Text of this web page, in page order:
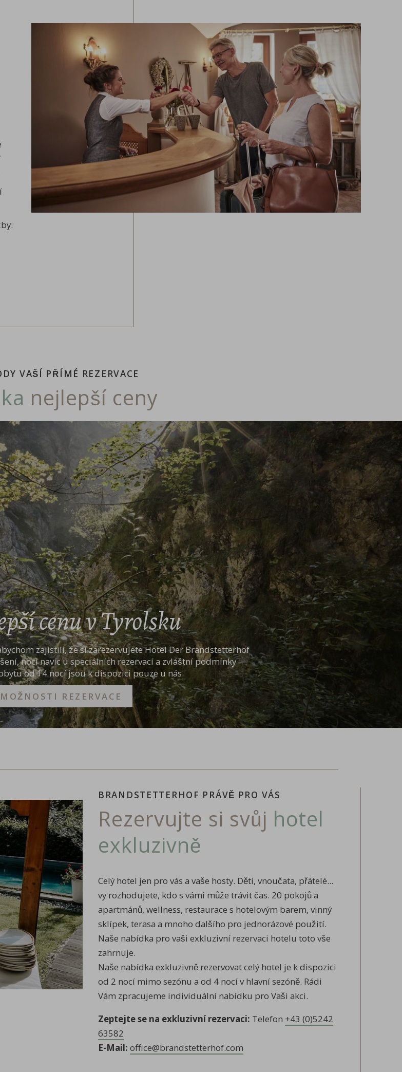
VAŠÍ PŘÍMÉ REZERVACE
nejlepší ceny
cenu v Tyrolsku
zajistili, že si zarezervujete Hotel Der Brandstetterhof
noci navíc u speciálních rezervací a zvláštní podmínky
od 14 nocí jsou k dispozici pouze u nás.
REZERVACE
BRANDSTETTERHOF PRÁVĚ PRO VÁS
Rezervujte si svůj hotel
exkluzivně
Celý hotel jen pro vás a vaše hosty. Děti, vnoučata, přátelé...
vy rozhodujete, kdo s vámi může trávit čas. 20 pokojů a
apartmánů, wellness, restaurace s hotelovým barem, vinný
sklípek, terasa a mnoho dalšího pro jednorázové použití.
Naše nabídka pro vaši exkluzivní rezervaci hotelu toto vše
zahrnuje.
Naše nabídka exkluzivně rezervovat celý hotel je k dispozici
od 2 nocí mimo sezónu a od 4 nocí v hlavní sezóně. Rádi
Vám zpracujeme individuální nabídku pro Vaši akci.
Zeptejte se na exkluzivní rezervaci: Telefon +43 (0)5242
63582
E-Mail: office@brandstetterhof.com